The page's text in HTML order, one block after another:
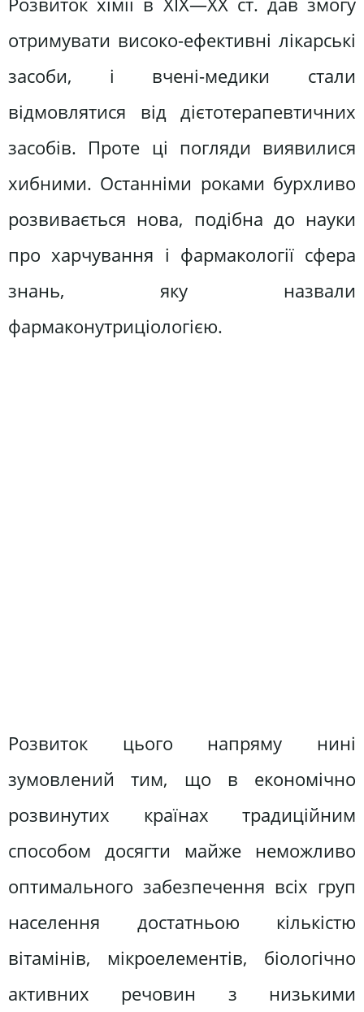
отримувати високо-ефективні лікарські
засоби, і вчені-медики стали
відмовлятися від дієтотерапевтичних
засобів. Проте ці погляди виявилися
хибними. Останніми роками бурхливо
розвивається нова, подібна до науки
про харчування і фармакології сфера
знань, яку назвали
фармаконутриціологією.
Розвиток цього напряму нині
зумовлений тим, що в економічно
розвинутих країнах традиційним
способом досягти майже неможливо
оптимального забезпечення всіх груп
населення достатньою кількістю
вітамінів, мікроелементів, біологічно
активних речовин з низькими